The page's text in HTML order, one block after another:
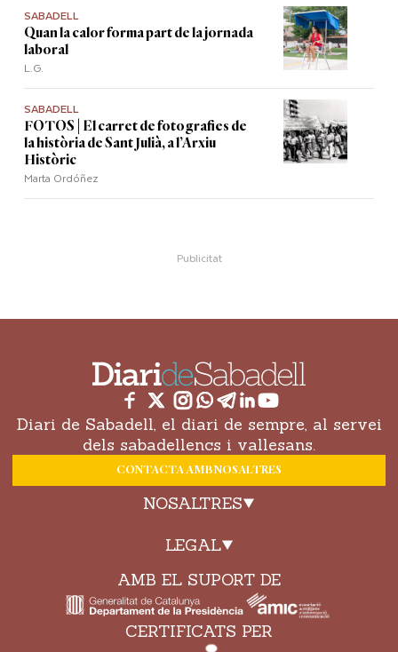
SABADELL
Quan la calor forma part de la jornada
laboral
L.G.
SABADELL
FOTOS | El carret de fotografies de
la història de Sant Julià, a l’Arxiu
Històric
Marta Ordóñez
Diari de Sabadell, el diari de sempre, al servei
dels sabadellencs i vallesans.
CONTACTA AMB NOSALTRES
NOSALTRES
LEGAL
AMB EL SUPORT DE
CERTIFICATS PER